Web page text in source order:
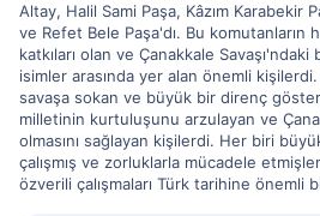
Altay, Halil Sami Paşa, Kâzım Karabekir
ve Refet Bele Paşa'dı. Bu komutanların
katkıları olan ve Çanakkale Savaşı'ndaki
isimler arasında yer alan önemli
savaşa sokan ve büyük bir direnç
milletinin kurtuluşunu arzulayan ve
olmasını sağlayan kişilerdi. Her biri
çalışmış ve zorluklarla mücadele
özverili çalışmaları Türk tarihine önemli